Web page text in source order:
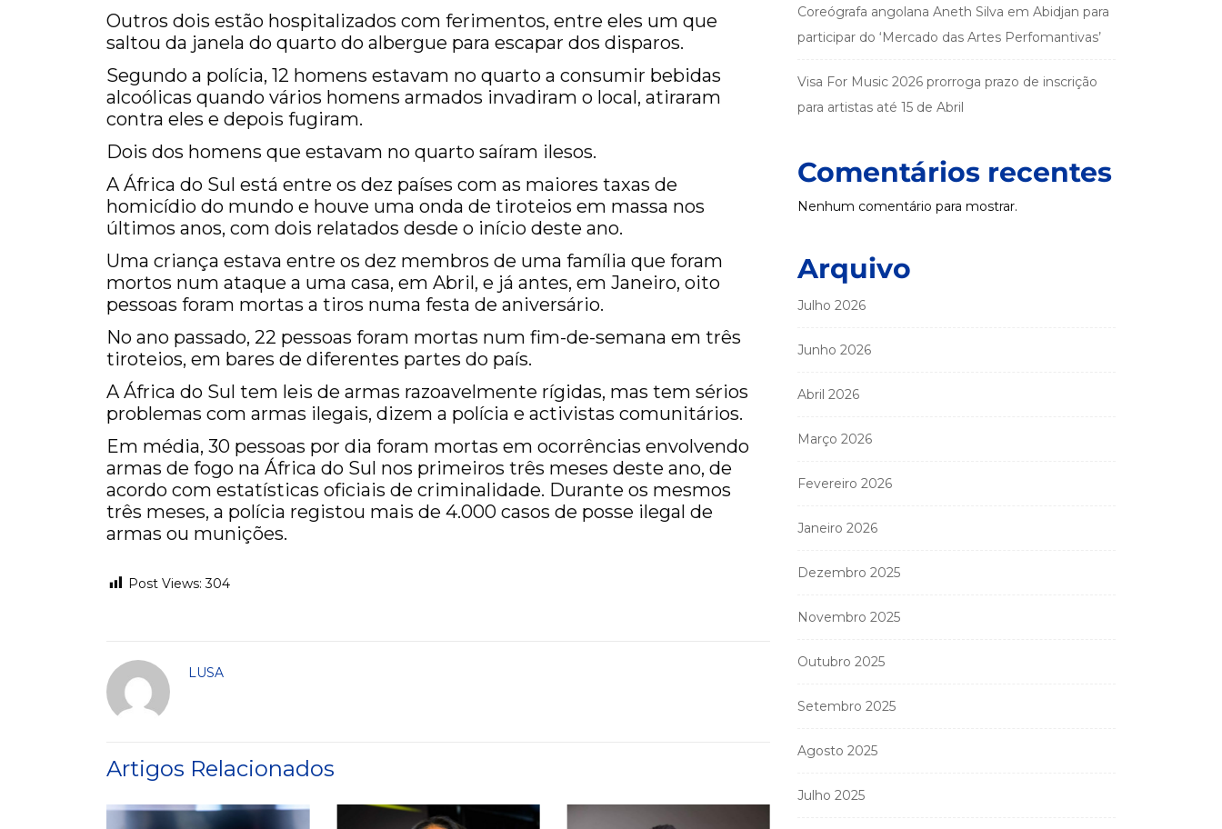
Outros dois estão hospitalizados com ferimentos, entre eles um que
saltou da janela do quarto do albergue para escapar dos disparos.
Segundo a polícia, 12 homens estavam no quarto a consumir bebidas
alcoólicas quando vários homens armados invadiram o local, atiraram
contra eles e depois fugiram.
Dois dos homens que estavam no quarto saíram ilesos.
A África do Sul está entre os dez países com as maiores taxas de
homicídio do mundo e houve uma onda de tiroteios em massa nos
últimos anos, com dois relatados desde o início deste ano.
Uma criança estava entre os dez membros de uma família que foram
mortos num ataque a uma casa, em Abril, e já antes, em Janeiro, oito
pessoas foram mortas a tiros numa festa de aniversário.
No ano passado, 22 pessoas foram mortas num fim-de-semana em três
tiroteios, em bares de diferentes partes do país.
A África do Sul tem leis de armas razoavelmente rígidas, mas tem sérios
problemas com armas ilegais, dizem a polícia e activistas comunitários.
Em média, 30 pessoas por dia foram mortas em ocorrências envolvendo
armas de fogo na África do Sul nos primeiros três meses deste ano, de
acordo com estatísticas oficiais de criminalidade. Durante os mesmos
três meses, a polícia registou mais de 4.000 casos de posse ilegal de
armas ou munições.
Post Views: 304
LUSA
Artigos Relacionados
Coreógrafa angolana Aneth Silva em Abidjan para
participar do ‘Mercado das Artes Perfomantivas’
Visa For Music 2026 prorroga prazo de inscrição
para artistas até 15 de Abril
Comentários recentes
Nenhum comentário para mostrar.
Arquivo
Julho 2026
Junho 2026
Abril 2026
Março 2026
Fevereiro 2026
Janeiro 2026
Dezembro 2025
Novembro 2025
Outubro 2025
Setembro 2025
Agosto 2025
Julho 2025